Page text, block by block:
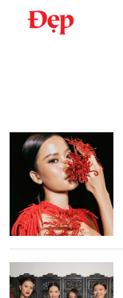
Chuyển